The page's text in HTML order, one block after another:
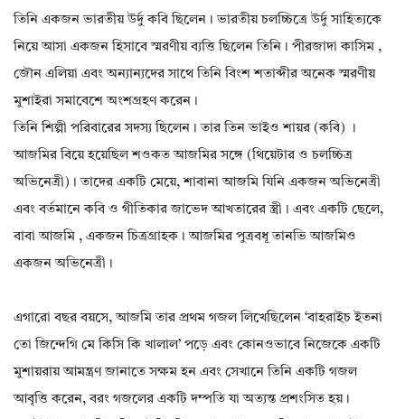
তিনি একজন ভারতীয় উর্দু কবি ছিলেন। ভারতীয় চলচ্চিত্রে উর্দু সাহিত্যকে
নিয়ে আসা একজন হিসাবে স্মরণীয় ব্যত্তি ছিলেন তিনি। পীরজাদা কাসিম ,
জৌন এলিয়া এবং অন্যান্যদের সাথে তিনি বিংশ শতাব্দীর অনেক স্মরণীয়
মুশাইরা সমাবেশে অংশগ্রহণ করেন।
তিনি শিল্পী পরিবারের সদস্য ছিলেন। তার তিন ভাইও শায়র (কবি) ।
আজমির বিয়ে হয়েছিল শওকত আজমির সঙ্গে (থিয়েটার ও চলচ্চিত্র
অভিনেত্রী)। তাদের একটি মেয়ে, শাবানা আজমি যিনি একজন অভিনেত্রী
এবং বর্তমানে কবি ও গীতিকার জাভেদ আখতারের স্ত্রী। এবং একটি ছেলে,
বাবা আজমি , একজন চিত্রগ্রাহক। আজমির পুত্রবধূ তানভি আজমিও
একজন অভিনেত্রী।
এগারো বছর বয়সে, আজমি তার প্রথম গজল লিখেছিলেন ‘বাহরাইচ ইতনা
তো জিন্দেগি মে কিসি কি খালাল’ পড়ে এবং কোনওভাবে নিজেকে একটি
মুশায়রায় আমন্ত্রণ জানাতে সক্ষম হন এবং সেখানে তিনি একটি গজল
আবৃত্তি করেন, বরং গজলের একটি দম্পতি যা অত্যন্ত প্রশংসিত হয়।